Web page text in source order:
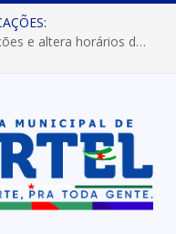
Prefeitura de Portel prorroga inscrições e altera horários dos concursos “Musa” e “Miss Mix Verão 2026”